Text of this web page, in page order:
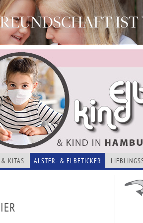
FÜR ELTERN UND KINDER
ADRESSEN UND THEMEN
zur Website
KITAS ALSTER- & ELBETICKER